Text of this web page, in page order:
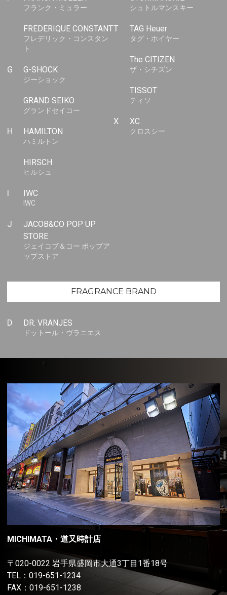
フランク・ミュラー
FREDERIQUE CONSTANT
フレデリック・コンスタン
ト
G G-SHOCK
ジーショック
GRAND SEIKO
グランドセイコー
H HAMILTON
ハミルトン
HIRSCH
ヒルシュ
I IWC
IWC
J
JACOB&CO POP UP
STORE
ジェイコブ＆コー ポップア
ップストア
シュトルマンスキー
T TAG Heuer
タグ・ホイヤー
The CITIZEN
ザ・シチズン
TISSOT
ティソ
X XC
クロスシー
FRAGRANCE BRAND
D DR. VRANJES
ドットール・ヴラニエス
MICHIMATA・道又時計店
〒020-0022 岩手県盛岡市大通3丁目1番18号
TEL： 019-651-1234
FAX：019-651-1238